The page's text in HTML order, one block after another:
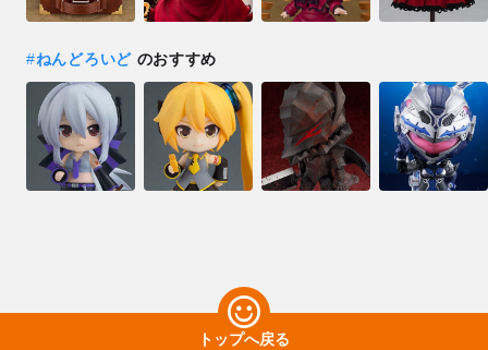
#ねんどろいどのおすすめ
トップへ戻る